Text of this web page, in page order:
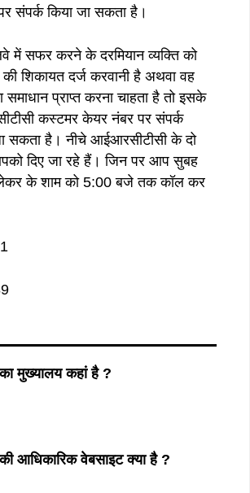
संपर्क किया जा सकता है।
में सफर करने के दरमियान व्यक्ति को
की शिकायत दर्ज करवानी है अथवा वह
समाधान प्राप्त करना चाहता है तो इसके
कस्टमर केयर नंबर पर संपर्क
सकता है। नीचे आईआरसीटीसी के दो
दिए जा रहे हैं। जिन पर आप सुबह
के शाम को 5:00 बजे तक कॉल कर
मुख्यालय कहां है ?
आधिकारिक वेबसाइट क्या है ?